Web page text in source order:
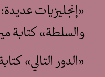
«إنجليزيات
والسلطة» كتابة
«الدور التالي» كتابة